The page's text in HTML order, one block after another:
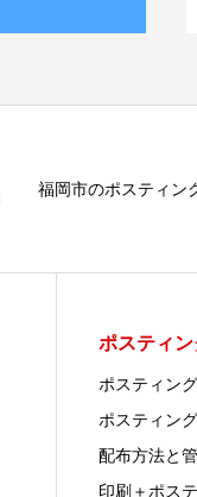
福岡市のポスティン
ポスティ
ポスティン
ポスティン
配布方法と
印刷＋ポス